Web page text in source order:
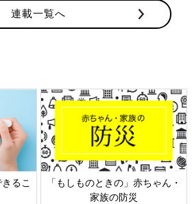
連載一覧へ
るこ
「もしものときの」赤ちゃん・
家族の防災